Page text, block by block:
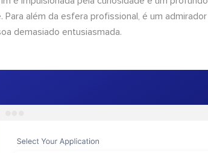
além da esfera profissional, é um admirador
demasiado entusiasmada.